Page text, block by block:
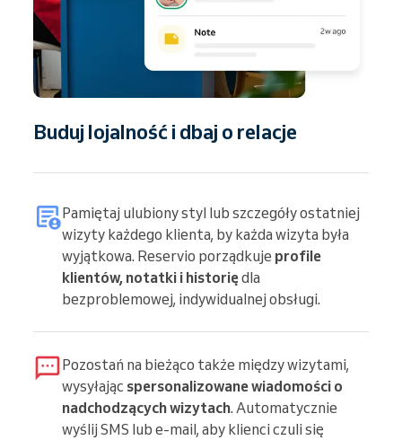
Buduj lojalność i dbaj o relacje
Pamiętaj ulubiony styl lub szczegóły ostatniej
wizyty każdego klienta, by każda wizyta była
wyjątkowa. Reservio porządkuje profile
klientów, notatki i historiędla
bezproblemowej, indywidualnej obsługi.
Pozostań na bieżąco także między wizytami,
wysyłając spersonalizowane wiadomości o
nadchodzących wizytach. Automatycznie
wyślij SMS lub e-mail, aby klienci czuli się